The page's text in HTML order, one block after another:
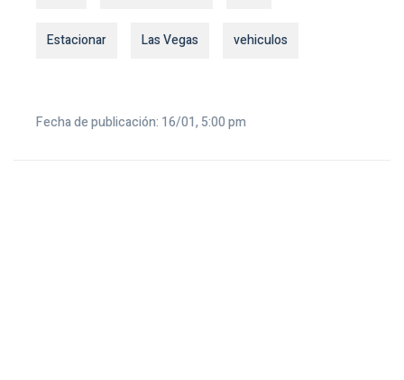
Estacionar Las Vegas vehiculos
Fecha de publicación: 16/01, 5:00 pm